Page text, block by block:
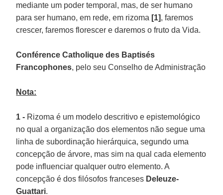
mediante um poder temporal, mas, de ser humano
para ser humano, em rede, em rizoma [1], faremos
crescer, faremos florescer e daremos o fruto da Vida.
Conférence Catholique des Baptisés
Francophones, pelo seu Conselho de Administração
Nota:
1 - Rizoma é um modelo descritivo e epistemológico
no qual a organização dos elementos não segue uma
linha de subordinação hierárquica, segundo uma
concepção de árvore, mas sim na qual cada elemento
pode influenciar qualquer outro elemento. A
concepção é dos filósofos franceses Deleuze-
Guattari.